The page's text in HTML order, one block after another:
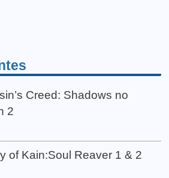
Creed: Shadows no
2
of Kain:Soul Reaver 1 & 2